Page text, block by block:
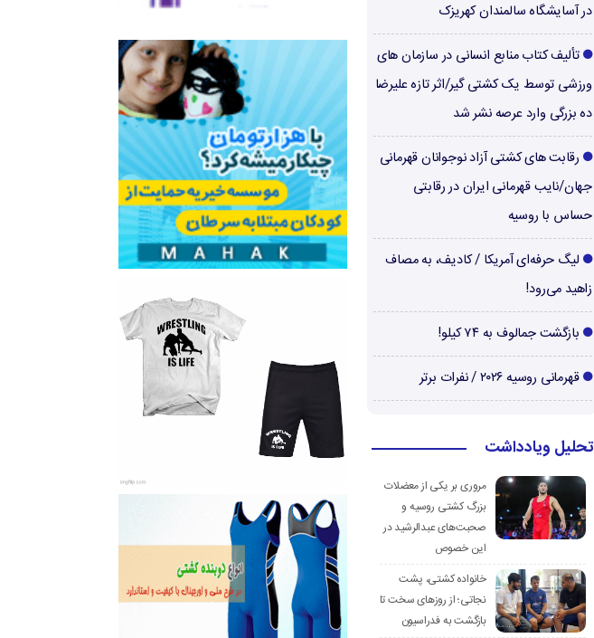
در آسایشگاه سالمندان کهریزک
تألیف کتاب منابع انسانی در سازمان های
ورزشی توسط یک کشتی گیر/اثر تازه علیرضا
ده بزرگی وارد عرصه نشر شد
رقابت های کشتی آزاد نوجوانان قهرمانی
جهان/نایب قهرمانی ایران در رقابتی
حساس با روسیه
لیگ حرفه‌ای آمریکا / کادیف، به مصاف
زاهید می‌رود!
بازگشت جمالوف به ۷۴ کیلو!
قهرمانی روسیه ۲۰۲۶ / نفرات برتر
تحلیل ویادداشت
مروری بر یکی از معضلات
بزرگ کشتی روسیه و
صحبت‌های عبدالرشید در
این خصوص
خانواده کشتی، پشت
نجاتی؛ از روزهای سخت تا
بازگشت به فدراسیون